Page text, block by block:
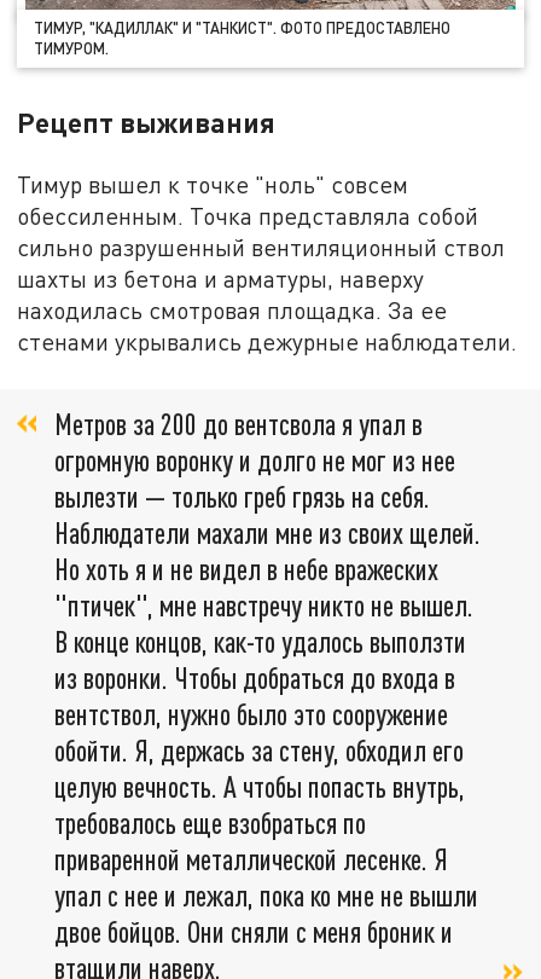
ТИМУР, "КАДИЛЛАК" И "ТАНКИСТ". ФОТО ПРЕДОСТАВЛЕНО
ТИМУРОМ.
Рецепт выживания
Тимур вышел к точке "ноль" совсем
обессиленным. Точка представляла собой
сильно разрушенный вентиляционный ствол
шахты из бетона и арматуры, наверху
находилась смотровая площадка. За ее
стенами укрывались дежурные наблюдатели.
Метров за 200 до вентсвола я упал в
огромную воронку и долго не мог из нее
вылезти — только греб грязь на себя.
Наблюдатели махали мне из своих щелей.
Но хоть я и не видел в небе вражеских
"птичек", мне навстречу никто не вышел.
В конце концов, как-то удалось выползти
из воронки. Чтобы добраться до входа в
вентствол, нужно было это сооружение
обойти. Я, держась за стену, обходил его
целую вечность. А чтобы попасть внутрь,
требовалось еще взобраться по
приваренной металлической лесенке. Я
упал с нее и лежал, пока ко мне не вышли
двое бойцов. Они сняли с меня броник и
втащили наверх.